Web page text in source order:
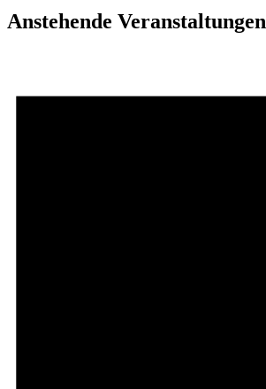
Anstehende Veranstaltungen